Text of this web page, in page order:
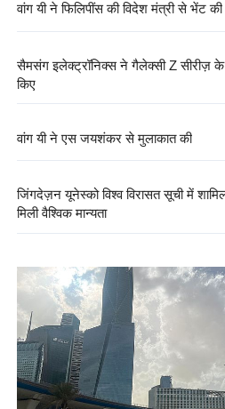
वांग यी ने फिलिपींस की विदेश मंत्री से भेंट की
सैमसंग इलेक्ट्रॉनिक्स ने गैलेक्सी Z सीरीज़ के
किए
वांग यी ने एस जयशंकर से मुलाकात की
जिंगदेज़न यूनेस्को विश्व विरासत सूची में
मिली वैश्विक मान्यता